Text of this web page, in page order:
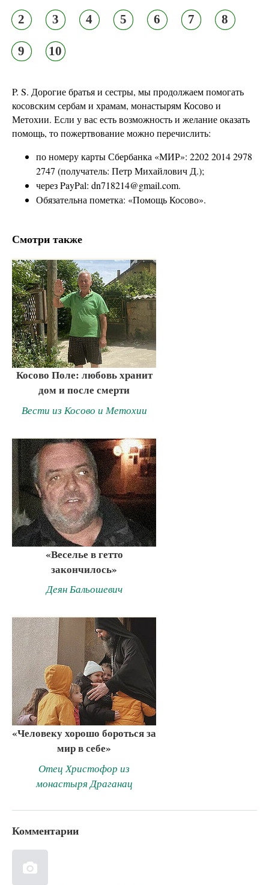
2 3 4 5 6 7 8
9 10
P. S. Дорогие братья и сестры, мы продолжаем помогать
косовским сербам и храмам, монастырям Косово и
Метохии. Если у вас есть возможность и желание оказать
помощь, то пожертвование можно перечислить:
по номеру карты Сбербанка «МИР»: 2202 2014 2978
2747 (получатель: Петр Михайлович Д.);
через PayPal: dn718214@gmail.com.
Обязательна пометка: «Помощь Косово».
Смотри также
Косово Поле: любовь хранит
дом и после смерти
Вести из Косово и Метохии
«Веселье в гетто
закончилось»
Деян Бальошевич
«Человеку хорошо бороться за
мир в себе»
Отец Христофор из
монастыря Драганац
Комментарии